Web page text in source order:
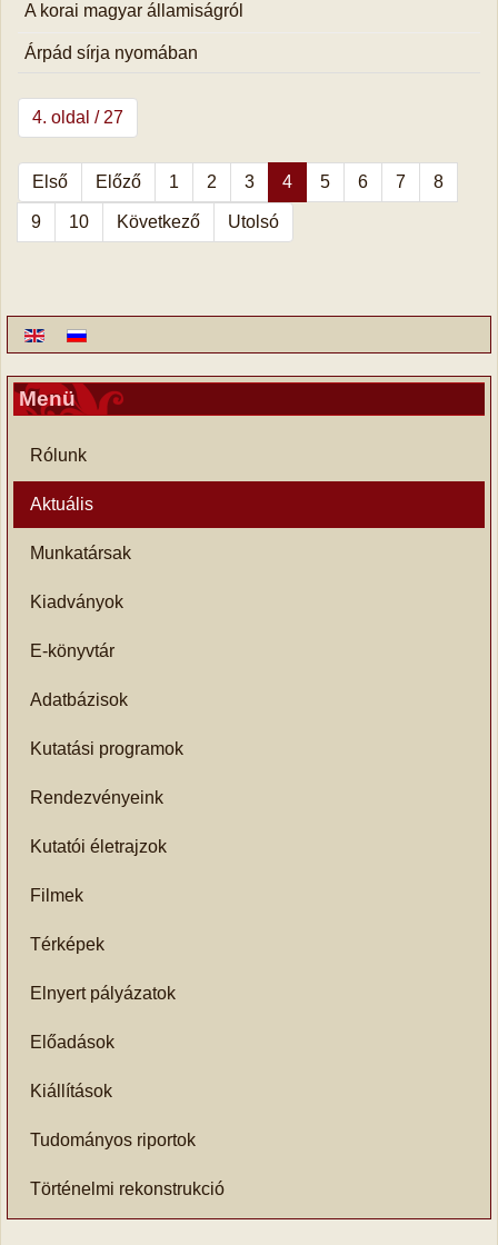
A korai magyar államiságról
Árpád sírja nyomában
4. oldal / 27
Első Előző 1 2 3 4 5 6 7 8
9 10 Következő Utolsó
Menü
Rólunk
Aktuális
Munkatársak
Kiadványok
E-könyvtár
Adatbázisok
Kutatási programok
Rendezvényeink
Kutatói életrajzok
Filmek
Térképek
Elnyert pályázatok
Előadások
Kiállítások
Tudományos riportok
Történelmi rekonstrukció